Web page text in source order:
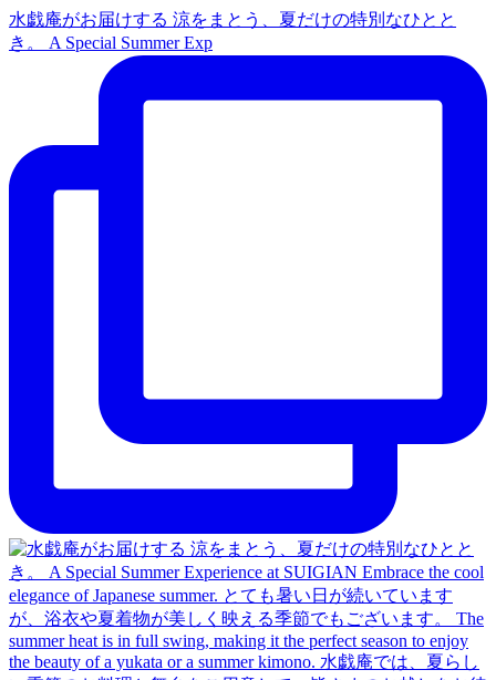
水戯庵がお届けする 涼をまとう、夏だけの特別なひとと
き。 A Special Summer Exp